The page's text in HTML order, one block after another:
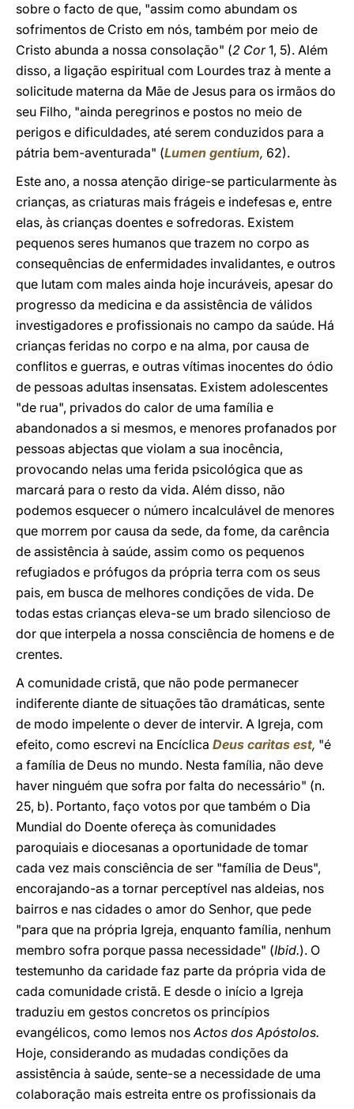
sobre o facto de que, "assim como abundam os
sofrimentos de Cristo em nós, também por meio de
Cristo abunda a nossa consolação" (2 Cor1, 5). Além
disso, a ligação espiritual com Lourdes traz à mente a
solicitude materna da Mãe de Jesus para os irmãos do
seu Filho, "ainda peregrinos e postos no meio de
perigos e dificuldades, até serem conduzidos para a
pátria bem-aventurada" (Lumen gentium, 62).
Este ano, a nossa atenção dirige-se particularmente às
crianças, as criaturas mais frágeis e indefesas e, entre
elas, às crianças doentes e sofredoras. Existem
pequenos seres humanos que trazem no corpo as
consequências de enfermidades invalidantes, e outros
que lutam com males ainda hoje incuráveis, apesar do
progresso da medicina e da assistência de válidos
investigadores e profissionais no campo da saúde. Há
crianças feridas no corpo e na alma, por causa de
conflitos e guerras, e outras vítimas inocentes do ódio
de pessoas adultas insensatas. Existem adolescentes
"de rua", privados do calor de uma família e
abandonados a si mesmos, e menores profanados por
pessoas abjectas que violam a sua inocência,
provocando nelas uma ferida psicológica que as
marcará para o resto da vida. Além disso, não
podemos esquecer o número incalculável de menores
que morrem por causa da sede, da fome, da carência
de assistência à saúde, assim como os pequenos
refugiados e prófugos da própria terra com os seus
pais, em busca de melhores condições de vida. De
todas estas crianças eleva-se um brado silencioso de
dor que interpela a nossa consciência de homens e de
crentes.
A comunidade cristã, que não pode permanecer
indiferente diante de situações tão dramáticas, sente
de modo impelente o dever de intervir. A Igreja, com
efeito, como escrevi na Encíclica Deus caritas est, "é
a família de Deus no mundo. Nesta família, não deve
haver ninguém que sofra por falta do necessário" (n.
25, b). Portanto, faço votos por que também o Dia
Mundial do Doente ofereça às comunidades
paroquiais e diocesanas a oportunidade de tomar
cada vez mais consciência de ser "família de Deus",
encorajando-as a tornar perceptível nas aldeias, nos
bairros e nas cidades o amor do Senhor, que pede
"para que na própria Igreja, enquanto família, nenhum
membro sofra porque passa necessidade" (Ibid.). O
testemunho da caridade faz parte da própria vida de
cada comunidade cristã. E desde o início a Igreja
traduziu em gestos concretos os princípios
evangélicos, como lemos nosActos dos Apóstolos.
Hoje, considerando as mudadas condições da
assistência à saúde, sente-se a necessidade de uma
colaboração mais estreita entre os profissionais da